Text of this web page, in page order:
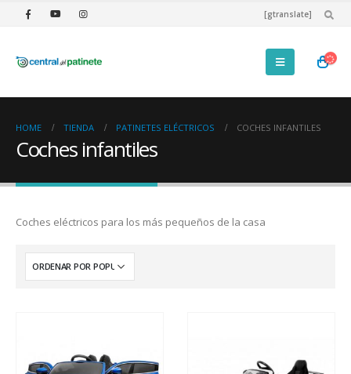
[gtranslate]
HOME TIENDA PATINETES ELÉCTRICOS COCHES INFANTILES
Coches infantiles
Coches eléctricos para los más pequeños de la casa